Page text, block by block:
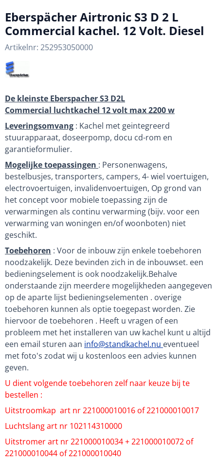
Eberspächer Airtronic S3 D 2 L
Commercial kachel. 12 Volt. Diesel
Artikelnr: 252953050000
De kleinste Eberspacher S3 D2L
Commercial luchtkachel 12 volt max 2200 w
Leveringsomvang : Kachel met geintegreerd
stuurapparaat, doseerpomp, docu cd-rom en
garantieformulier.
Mogelijke toepassingen : Personenwagens,
bestelbusjes, transporters, campers, 4- wiel voertuigen,
electrovoertuigen, invalidenvoertuigen, Op grond van
het concept voor mobiele toepassing zijn de
verwarmingen als continu verwarming (bijv. voor een
verwarming van woningen en/of woonboten) niet
geschikt.
Toebehoren : Voor de inbouw zijn enkele toebehoren
noodzakelijk. Deze bevinden zich in de inbouwset. een
bedieningselement is ook noodzakelijk.Behalve
onderstaande zijn meerdere mogelijkheden aangegeven
op de aparte lijst bedieningselementen . overige
toebehoren kunnen als optie toegepast worden. Zie
hiervoor de toebehoren . Heeft u vragen of een
probleem met het installeren van uw kachel kunt u altijd
een email sturen aan info@standkachel.nu eventueel
met foto's zodat wij u kostenloos een advies kunnen
geven.
U dient volgende toebehoren zelf naar keuze bij te
bestellen :
Uitstroomkap art nr 221000010016 of 221000010017
Luchtslang art nr 102114310000
Uitstromer art nr 221000010034 + 221000010072 of
221000010044 of 221000010040